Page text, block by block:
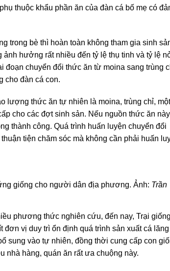
thuộc khẩu phần ăn của đàn cá bố mẹ có
trong bè thì hoàn toàn không tham gia sinh
hưởng rất nhiều đến tỷ lệ thụ tinh và tỷ lệ
chuyển đổi thức ăn từ moina sang trùng
cho đàn cá con.
lượng thức ăn tự nhiên là moina, trùng chỉ, một
cho các đợt sinh sản. Nếu nguồn thức ăn này
thành công. Quá trình huấn luyện chuyển đổi
tiện chăm sóc mà không cần phải huấn
giống cho người dân địa phương. Ảnh: Trần
phương thức nghiên cứu, đến nay, Trại giống
vị duy trì ổn định quá trình sản xuất cá lăng
sung vào tự nhiên, đồng thời cung cấp con
nhà hàng, quán ăn rất ưa chuộng này.